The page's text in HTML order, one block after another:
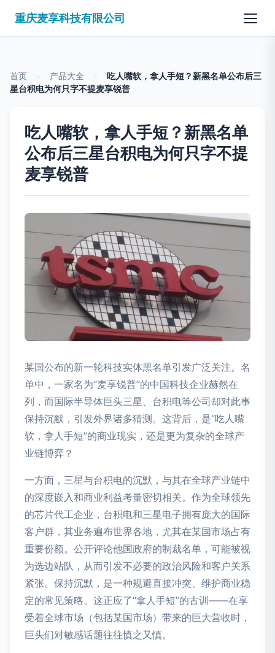
重庆麦享科技有限公司
首页 产品大全
吃人嘴软，拿人手短？新黑名单公布后三
星台积电为何只字不提麦享锐普
吃人嘴软，拿人手短？新黑名单
公布后三星台积电为何只字不提
麦享锐普
某国公布的新一轮科技实体黑名单引发广泛关注。名
单中，一家名为“麦享锐普”的中国科技企业赫然在
列，而国际半导体巨头三星、台积电等公司却对此事
保持沉默，引发外界诸多猜测。这背后，是“吃人嘴
软，拿人手短”的商业现实，还是更为复杂的全球产
业链博弈？
一方面，三星与台积电的沉默，与其在全球产业链中
的深度嵌入和商业利益考量密切相关。作为全球领先
的芯片代工企业，台积电和三星电子拥有庞大的国际
客户群，其业务遍布世界各地，尤其在某国市场占有
重要份额。公开评论他国政府的制裁名单，可能被视
为选边站队，从而引发不必要的政治风险和客户关系
紧张。保持沉默，是一种规避直接冲突、维护商业稳
定的常见策略。这正应了“拿人手短”的古训——在享
受着全球市场（包括某国市场）带来的巨大营收时，
巨头们对敏感话题往往慎之又慎。